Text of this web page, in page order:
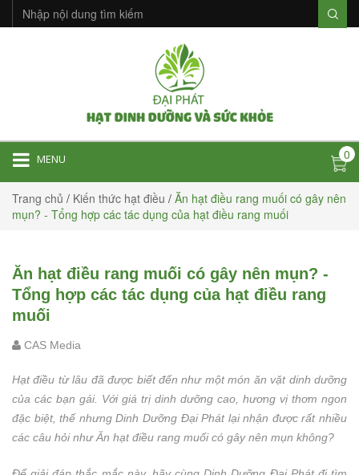
MENU 0
Trang chủ / Kiến thức hạt điều / Ăn hạt điều rang muối có gây nên
mụn? - Tổng hợp các tác dụng của hạt điều rang muối
Ăn hạt điều rang muối có gây nên mụn? -
Tổng hợp các tác dụng của hạt điều rang
muối
CAS Media
Hạt điều từ lâu đã được biết đến như một món ăn vặt dinh dưỡng
của các bạn gái. Với giá trị dinh dưỡng cao, hương vị thơm ngon
đặc biệt, thế nhưng Dinh Dưỡng Đại Phát lại nhận được rất nhiều
các câu hỏi như Ăn hạt điều rang muối có gây nên mụn không?